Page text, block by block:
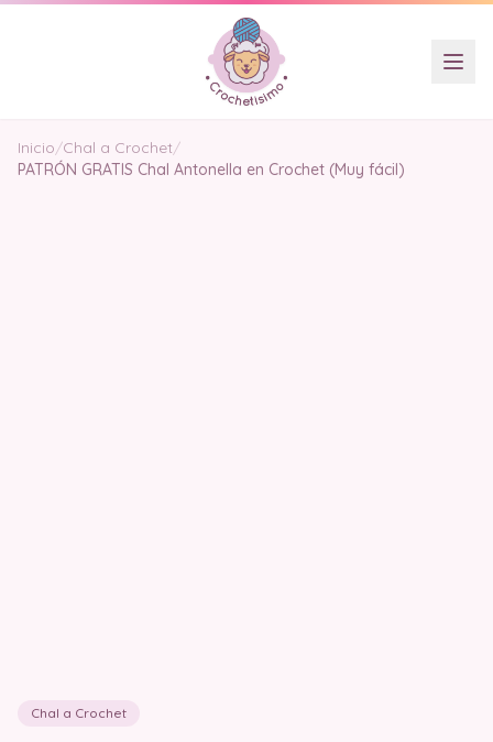
Inicio/Chal a Crochet/
PATRÓN GRATIS Chal Antonella en Crochet (Muy fácil)
Chal a Crochet